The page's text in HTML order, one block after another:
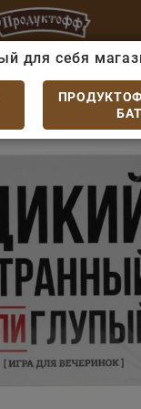
для
Дикий
глупый, 250 карт
для себя